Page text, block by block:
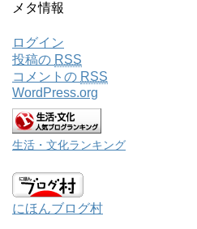
メタ情報
ログイン
投稿の RSS
コメントの RSS
WordPress.org
生活・文化ランキング
にほんブログ村